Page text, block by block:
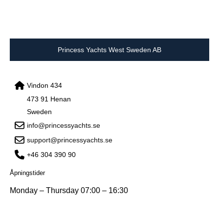
Princess Yachts West Sweden AB
Vindon 434
473 91 Henan
Sweden
info@princessyachts.se
support@princessyachts.se
+46 304 390 90
Åpningstider
Monday – Thursday 07:00 – 16:30